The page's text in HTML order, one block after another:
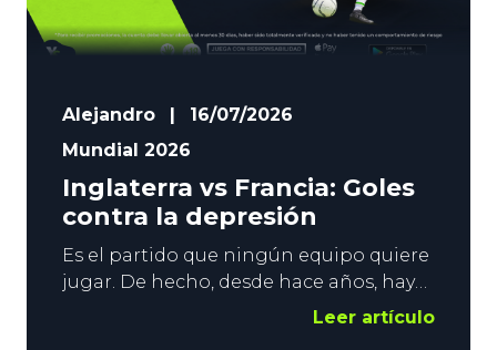
Alejandro
16/07/2026
Mundial 2026
Inglaterra vs Francia: Goles
contra la depresión
Es el partido que ningún equipo quiere
jugar. De hecho, desde hace años, hay
voces que abogan por su desaparición.
Leer artículo